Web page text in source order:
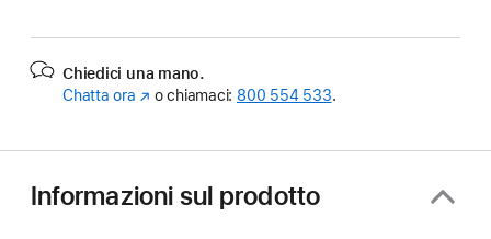
Chiedici una mano.
Chatta ora (Si
nuova
finestra)
o chiamaci: 800 554 533.
Informazioni sul prodotto